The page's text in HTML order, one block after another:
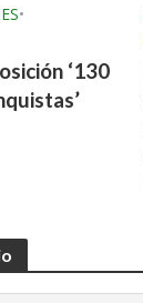
•
‘130